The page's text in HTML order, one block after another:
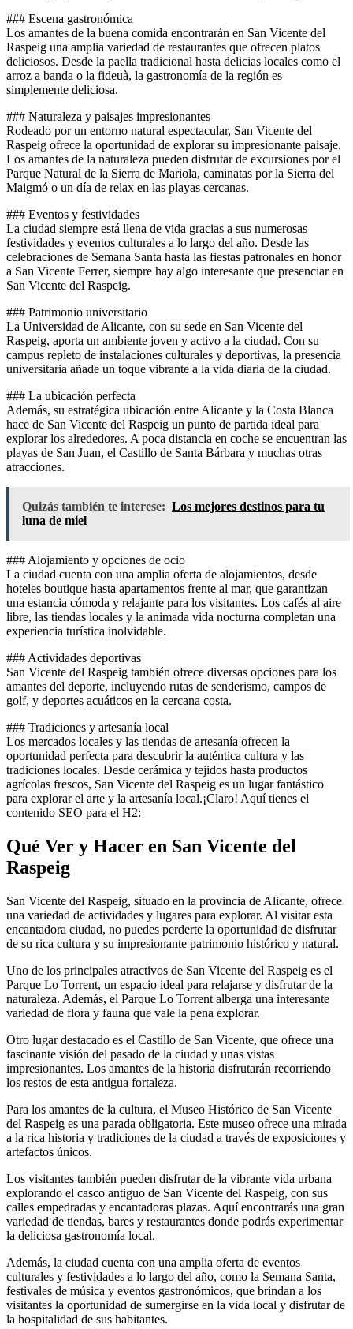
### Escena gastronómica
Los amantes de la buena comida encontrarán en San Vicente del
Raspeig una amplia variedad de restaurantes que ofrecen platos
deliciosos. Desde la paella tradicional hasta delicias locales como el
arroz a banda o la fideuà, la gastronomía de la región es
simplemente deliciosa.
### Naturaleza y paisajes impresionantes
Rodeado por un entorno natural espectacular, San Vicente del
Raspeig ofrece la oportunidad de explorar su impresionante paisaje.
Los amantes de la naturaleza pueden disfrutar de excursiones por el
Parque Natural de la Sierra de Mariola, caminatas por la Sierra del
Maigmó o un día de relax en las playas cercanas.
### Eventos y festividades
La ciudad siempre está llena de vida gracias a sus numerosas
festividades y eventos culturales a lo largo del año. Desde las
celebraciones de Semana Santa hasta las fiestas patronales en honor
a San Vicente Ferrer, siempre hay algo interesante que presenciar en
San Vicente del Raspeig.
### Patrimonio universitario
La Universidad de Alicante, con su sede en San Vicente del
Raspeig, aporta un ambiente joven y activo a la ciudad. Con su
campus repleto de instalaciones culturales y deportivas, la presencia
universitaria añade un toque vibrante a la vida diaria de la ciudad.
### La ubicación perfecta
Además, su estratégica ubicación entre Alicante y la Costa Blanca
hace de San Vicente del Raspeig un punto de partida ideal para
explorar los alrededores. A poca distancia en coche se encuentran las
playas de San Juan, el Castillo de Santa Bárbara y muchas otras
atracciones.
Quizás también te interese: Los mejores destinos para tu
luna de miel
### Alojamiento y opciones de ocio
La ciudad cuenta con una amplia oferta de alojamientos, desde
hoteles boutique hasta apartamentos frente al mar, que garantizan
una estancia cómoda y relajante para los visitantes. Los cafés al aire
libre, las tiendas locales y la animada vida nocturna completan una
experiencia turística inolvidable.
### Actividades deportivas
San Vicente del Raspeig también ofrece diversas opciones para los
amantes del deporte, incluyendo rutas de senderismo, campos de
golf, y deportes acuáticos en la cercana costa.
### Tradiciones y artesanía local
Los mercados locales y las tiendas de artesanía ofrecen la
oportunidad perfecta para descubrir la auténtica cultura y las
tradiciones locales. Desde cerámica y tejidos hasta productos
agrícolas frescos, San Vicente del Raspeig es un lugar fantástico
para explorar el arte y la artesanía local.¡Claro! Aquí tienes el
contenido SEO para el H2:
Qué Ver y Hacer en San Vicente del
Raspeig
San Vicente del Raspeig, situado en la provincia de Alicante, ofrece
una variedad de actividades y lugares para explorar. Al visitar esta
encantadora ciudad, no puedes perderte la oportunidad de disfrutar
de su rica cultura y su impresionante patrimonio histórico y natural.
Uno de los principales atractivos de San Vicente del Raspeig es el
Parque Lo Torrent, un espacio ideal para relajarse y disfrutar de la
naturaleza. Además, el Parque Lo Torrent alberga una interesante
variedad de flora y fauna que vale la pena explorar.
Otro lugar destacado es el Castillo de San Vicente, que ofrece una
fascinante visión del pasado de la ciudad y unas vistas
impresionantes. Los amantes de la historia disfrutarán recorriendo
los restos de esta antigua fortaleza.
Para los amantes de la cultura, el Museo Histórico de San Vicente
del Raspeig es una parada obligatoria. Este museo ofrece una mirada
a la rica historia y tradiciones de la ciudad a través de exposiciones y
artefactos únicos.
Los visitantes también pueden disfrutar de la vibrante vida urbana
explorando el casco antiguo de San Vicente del Raspeig, con sus
calles empedradas y encantadoras plazas. Aquí encontrarás una gran
variedad de tiendas, bares y restaurantes donde podrás experimentar
la deliciosa gastronomía local.
Además, la ciudad cuenta con una amplia oferta de eventos
culturales y festividades a lo largo del año, como la Semana Santa,
festivales de música y eventos gastronómicos, que brindan a los
visitantes la oportunidad de sumergirse en la vida local y disfrutar de
la hospitalidad de sus habitantes.